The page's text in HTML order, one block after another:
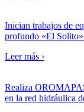
Inician trabajos de
profundo «El
Leer más ›
Realiza
en la red hidráulica